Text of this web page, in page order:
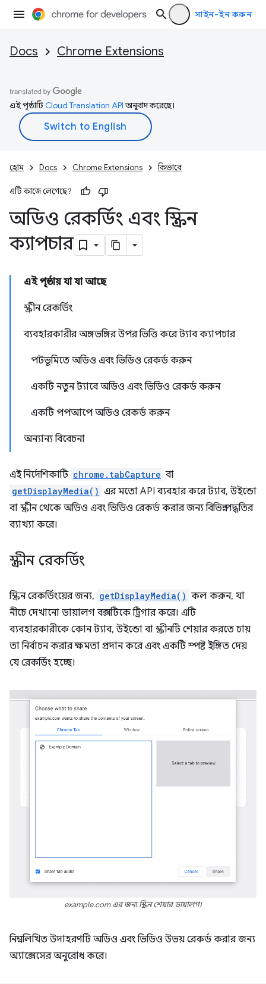
সাইন-ইন করুন
Docs Chrome Extensions
এই পৃষ্ঠাটিCloud Translation APIঅনুবাদ করেছে।
হোম Docs Chrome Extensions কিভাবে
এটি কাজে লেগেছে?
অডিও রেকর্ডিং এবং স্ক্রিন
ক্যাপচার
এই পৃষ্ঠায় যা যা আছে
স্ক্রীন রেকর্ডিং
ব্যবহারকারীর অঙ্গভঙ্গির উপর ভিত্তি করে ট্যাব ক্যাপচার
পটভূমিতে অডিও এবং ভিডিও রেকর্ড করুন
একটি নতুন ট্যাবে অডিও এবং ভিডিও রেকর্ড করুন
একটি পপআপে অডিও রেকর্ড করুন
অন্যান্য বিবেচনা
এই নির্দেশিকাটি chrome.tabCapture বা
getDisplayMedia() এর মতো API ব্যবহার করে ট্যাব, উইন্ডো
বা স্ক্রীন থেকে অডিও এবং ভিডিও রেকর্ড করার জন্য বিভিন্ন পদ্ধতির
ব্যাখ্যা করে।
স্ক্রীন রেকর্ডিং
স্ক্রিন রেকর্ডিংয়ের জন্য, getDisplayMedia() কল করুন, যা
নীচে দেখানো ডায়ালগ বক্সটিকে ট্রিগার করে। এটি
ব্যবহারকারীকে কোন ট্যাব, উইন্ডো বা স্ক্রীনটি শেয়ার করতে চায়
তা নির্বাচন করার ক্ষমতা প্রদান করে এবং একটি স্পষ্ট ইঙ্গিত দেয়
যে রেকর্ডিং হচ্ছে।
example.com এর জন্য স্ক্রিন শেয়ার ডায়ালগ।
নিম্নলিখিত উদাহরণটি অডিও এবং ভিডিও উভয় রেকর্ড করার জন্য
অ্যাক্সেসের অনুরোধ করে।